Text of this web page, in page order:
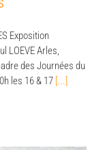
Exposition
LOEVE Arles,
des Journées du
les 16 & 17 [...]